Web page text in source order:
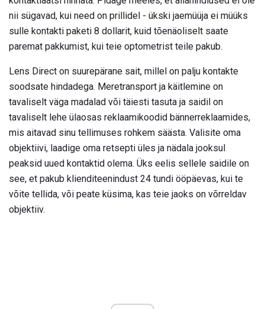
nii sügavad, kui need on prillidel - ükski jaemüüja ei müüks
sulle kontakti paketi 8 dollarit, kuid tõenäoliselt saate
paremat pakkumist, kui teie optometrist teile pakub.
Lens Direct on suurepärane sait, millel on palju kontakte
soodsate hindadega. Meretransport ja käitlemine on
tavaliselt väga madalad või täiesti tasuta ja saidil on
tavaliselt lehe ülaosas reklaamikoodid bännerreklaamides,
mis aitavad sinu tellimuses rohkem säästa. Valisite oma
objektiivi, laadige oma retsepti üles ja nädala jooksul
peaksid uued kontaktid olema. Üks eelis sellele saidile on
see, et pakub klienditeenindust 24 tundi ööpäevas, kui te
võite tellida, või peate küsima, kas teie jaoks on võrreldav
objektiiv.